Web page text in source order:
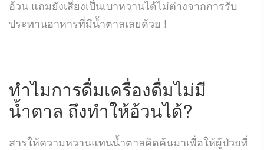
อ้วน แถมยังเสี่ยงเป็นเบาหวานได้ไม่ต่างจากการรับ
ประทานอาหารที่มีน้ำตาลเลยด้วย !
ทำไมการดื่มเครื่องดื่มไม่มี
น้ำตาล ถึงทำให้อ้วนได้?
สารให้ความหวานแทนน้ำตาลคิดค้นมาเพื่อให้ผู้ป่วยที่